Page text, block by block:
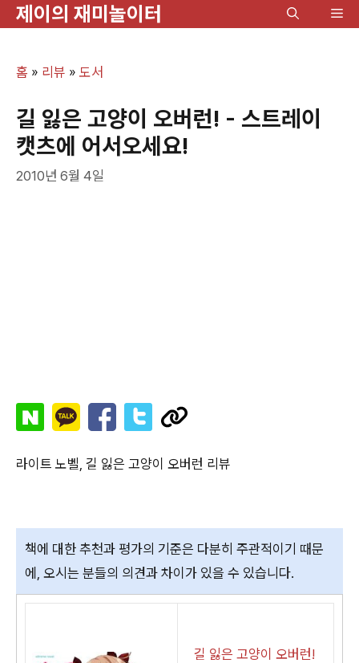
제이의 재미놀이터
메
홈 » 리뷰 » 도서
길 잃은 고양이 오버런! - 스트레이
캣츠에 어서오세요!
2010년 6월 4일
라이트 노벨, 길 잃은 고양이 오버런 리뷰
책에 대한 추천과 평가의 기준은 다분히 주관적이기 때문
에, 오시는 분들의 의견과 차이가 있을 수 있습니다.
길 잃은 고양이 오버런!